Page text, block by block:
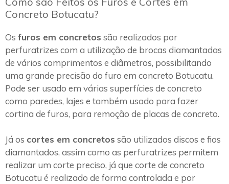
Concreto Botucatu?
Os furos em concretos são realizados por
perfuratrizes com a utilização de brocas diamantadas
de vários comprimentos e diâmetros, possibilitando
uma grande precisão do furo em concreto Botucatu.
Pode ser usado em várias superfícies de concreto
como paredes, lajes e também usado para fazer
cortina de furos, para remoção de placas de concreto.
Já os cortes em concretos são utilizados discos e fios
diamantados, assim como as perfuratrizes permitem
realizar um corte preciso, já que corte de concreto
Botucatu é realizado de forma controlada e por